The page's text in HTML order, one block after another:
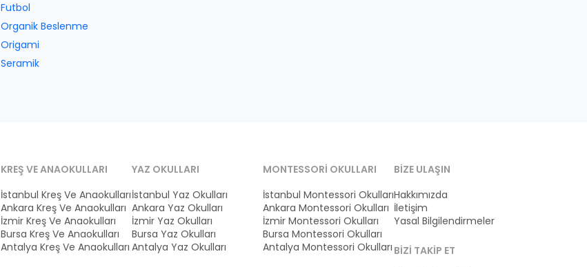
Futbol
Organik Beslenme
Origami
Seramik
KREŞ VE ANAOKULLARI
İstanbul Kreş Ve Anaokulları
Ankara Kreş Ve Anaokulları
İzmir Kreş Ve Anaokulları
Bursa Kreş Ve Anaokulları
Antalya Kreş Ve Anaokulları
YAZ OKULLARI
İstanbul Yaz Okulları
Ankara Yaz Okulları
İzmir Yaz Okulları
Bursa Yaz Okulları
Antalya Yaz Okulları
MONTESSORI OKULLARI
İstanbul Montessori Okulları
Ankara Montessori Okulları
İzmir Montessori Okulları
Bursa Montessori Okulları
Antalya Montessori Okulları
BIZE ULAŞIN
Hakkımızda
İletişim
Yasal Bilgilendirmeler
BIZI TAKIP ET